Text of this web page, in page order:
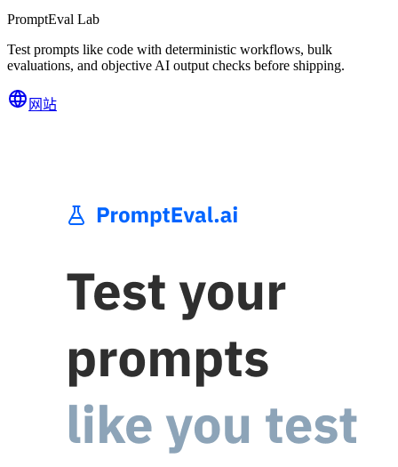
PromptEval Lab
Test prompts like code with deterministic workflows, bulk
evaluations, and objective AI output checks before shipping.
网站